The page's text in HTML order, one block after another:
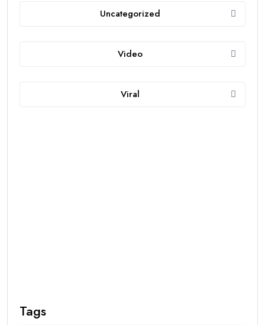
Uncategorized
Video
Viral
Tags